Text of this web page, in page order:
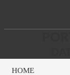
HOME